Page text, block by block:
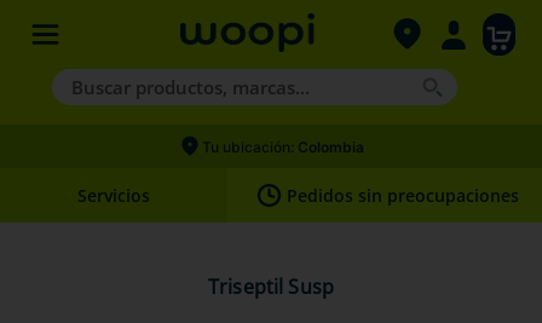
Buscar productos, marcas...
Términos más buscados
2.
hills
Tu ubicación: Colombia
Servicios Pedidos sin preocupaciones
Triseptil Susp